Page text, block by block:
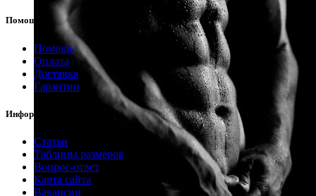
Помощь
Помощь
Оплата
Доставка
Гарантии
Информация
Статьи
Таблицы размеров
Вопрос-ответ
Карта сайта
Вакансии